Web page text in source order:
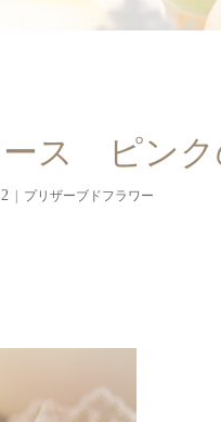
ス ピン
プリザーブドフラワー